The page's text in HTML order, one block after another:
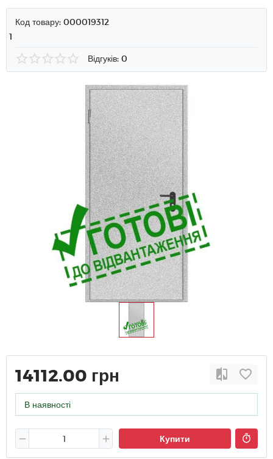
Код товару: 000019312
1
Відгуків: 0
14112.00 грн
В наявності
Купити